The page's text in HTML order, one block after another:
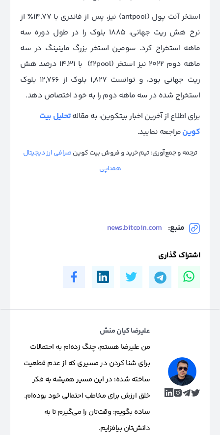
استخر آنت پول (antpool) نیز، پس از فاندری با ۱۴.۷۷
٪ از
نرخ هش ریت جهانی، ۱۸۸۵ بلوک را در طول دوره سه
ماهه استخراج کرد. سومین استخر بزرگ ماینینگ در سه
ماهه دوم ۲۰۲۲ نیز استخر (f2pool) با ۱۴.۳۱ درصد هش
ریت جهانی بود، و توانست ۱,۸۲۷ بلوک از ۱۲,۷۶۶ بلوک
استخراج شده در سه ماهه دوم را به خود اختصاص دهد.
برای اطلاع از آخرین اخبار بیتکوین، به مقالهتحلیل بیت
کوینمراجعه نمایید.
ترجمه و جمع‌آوری: تیم خرید و فروش بیت کوینصرافی ارز دیجیتال
همتاپی
منبع: news.bitcoin.com
اشتراک گذاری
علیرضا کیان منش
من علیرضا هستم، چنگ زده‌ام به احتمالات
برای شنا کردن در مسیری که از عدم قطعیت
ساخته شده؛ در این مسیر همیشه به فکر
خلق ارزش برای مخاطب احتمالی خود بوده‌ام.
ساده بگویم: وقت‌تان را می‌گیرم تا به
دانش‌تان بیافزایم.